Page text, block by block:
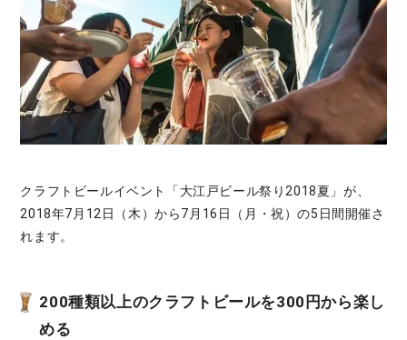
クラフトビールイベント「大江戸ビール祭り2018夏」が、
2018年7月12日（木）から7月16日（月・祝）の5日間開催さ
れます。
200種類以上のクラフトビールを300円から楽し
める